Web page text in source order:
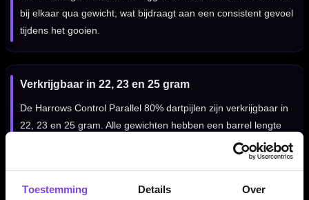
Toestemming Details Over
bij elkaar qua gewicht, wat bijdraagt aan een consistent gevoel
tijdens het gooien.
Verkrijgbaar in 22, 23 en 25 gram
De Harrows Control Parallel 80% dartpijlen zijn verkrijgbaar in
22, 23 en 25 gram. Alle gewichten hebben een barrel lengte
van 51.00 mm, met een oplopende barrel width per gewicht.
Compleet geleverd met shafts en flights